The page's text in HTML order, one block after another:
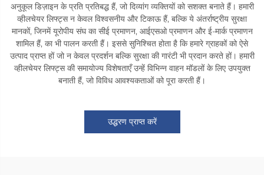
अनुकूल डिज़ाइन के प्रति प्रतिबद्ध हैं, जो दिव्यांग व्यक्तियों को सशक्त बनाते हैं। हमारी
व्हीलचेयर लिफ्ट्स न केवल विश्वसनीय और टिकाऊ हैं, बल्कि ये अंतर्राष्ट्रीय सुरक्षा
मानकों, जिनमें यूरोपीय संघ का सीई प्रमाणन, आईएसओ प्रमाणन और ई-मार्क प्रमाणन
शामिल हैं, का भी पालन करती हैं। इससे सुनिश्चित होता है कि हमारे ग्राहकों को ऐसे
उत्पाद प्राप्त हों जो न केवल प्रदर्शन बल्कि सुरक्षा की गारंटी भी प्रदान करते हों। हमारी
व्हीलचेयर लिफ्ट्स की समायोज्य विशेषताएँ उन्हें विभिन्न वाहन मॉडलों के लिए उपयुक्त
बनाती हैं, जो विविध आवश्यकताओं को पूरा करती हैं।
उद्धरण प्राप्त करें